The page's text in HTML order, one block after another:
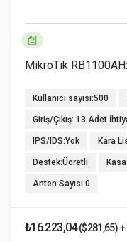
MikroTik
Kullanıcı sayısı:500
Giriş/Çıkış: 13 Adet
IPS/IDS:Yok Kara
Destek:Ücretli
Anten Sayısı:0
₺16.223,04($281,65) +